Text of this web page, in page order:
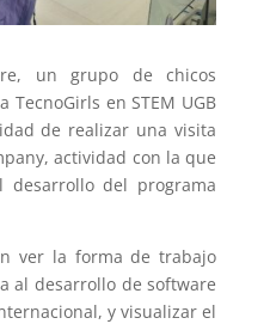
un grupo de chicos
en STEM UGB
de realizar una visita
actividad con la que
del programa
ver la forma de trabajo
al desarrollo de software
y visualizar el